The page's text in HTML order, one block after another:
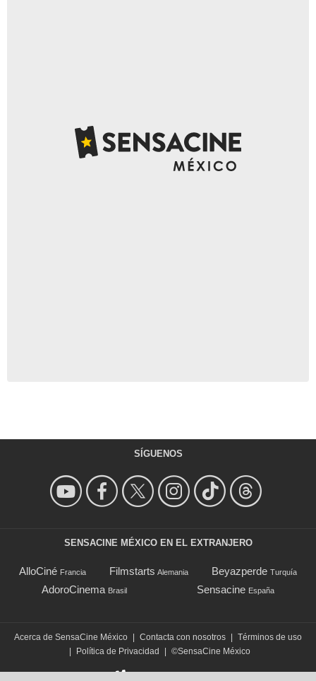
SÍGUENOS
SENSACINE MÉXICO EN EL EXTRANJERO
AlloCiné Francia Filmstarts Alemania Beyazperde Turquía
AdoroCinema Brasil Sensacine España
Acerca de SensaCine México Contacta con nosotros
Términos de uso
Política de Privacidad ©SensaCine México